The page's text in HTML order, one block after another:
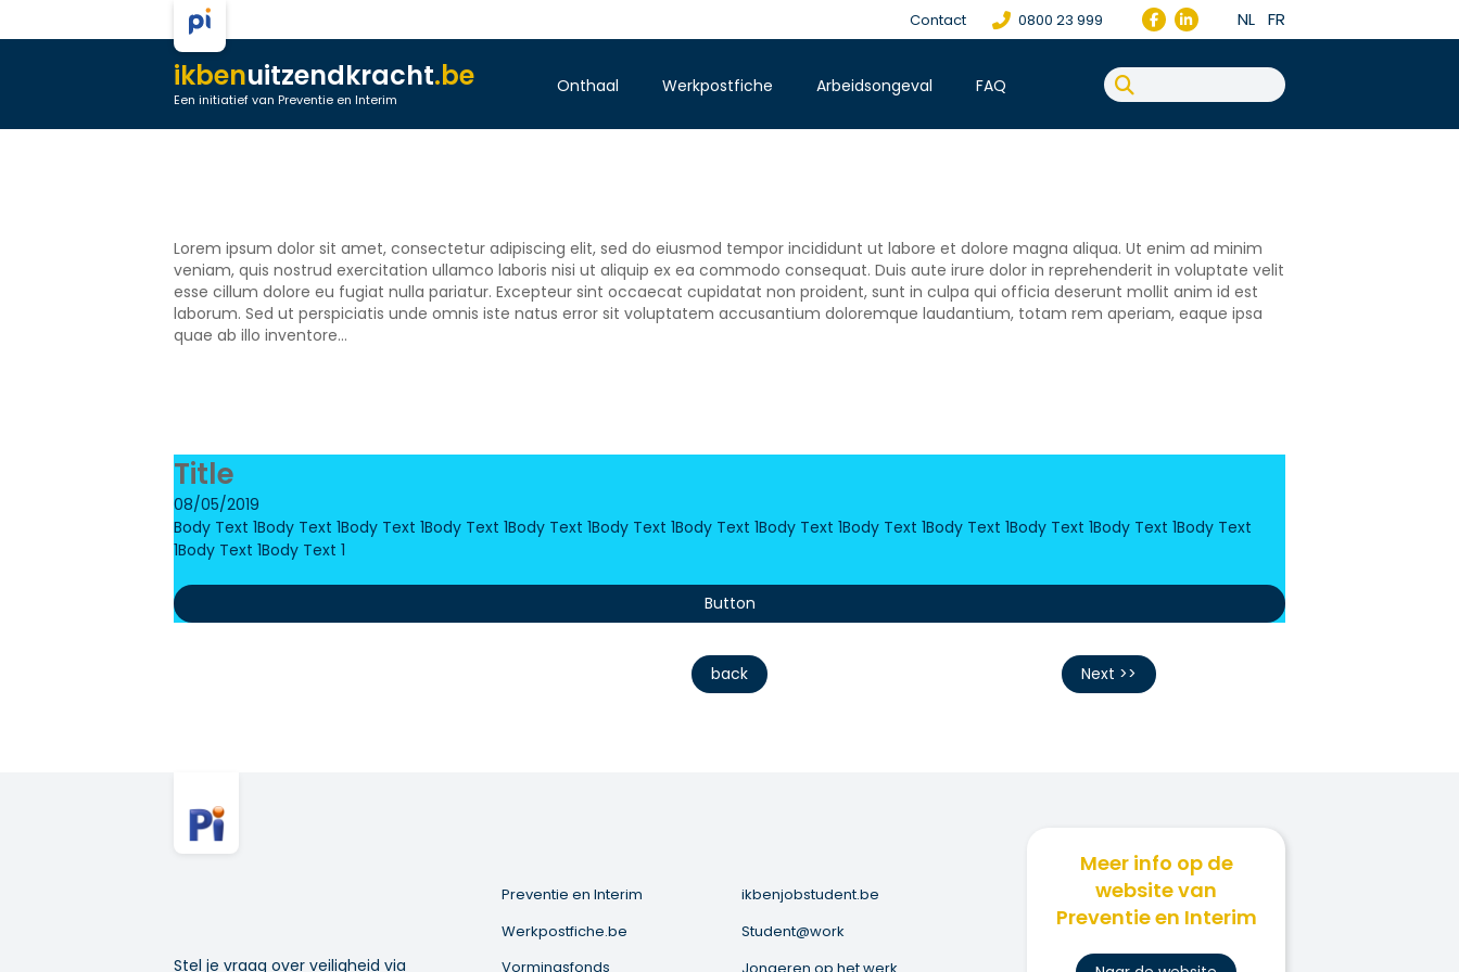
Contact 0800 23 999 NL FR
ikbenuitzendkracht.be
Een initiatief van Preventie en Interim
Onthaal Werkpostfiche Arbeidsongeval FAQ
Lorem ipsum dolor sit amet, consectetur adipiscing elit, sed do eiusmod tempor incididunt ut labore et dolore magna aliqua. Ut enim ad minim
veniam, quis nostrud exercitation ullamco laboris nisi ut aliquip ex ea commodo consequat. Duis aute irure dolor in reprehenderit in voluptate velit
esse cillum dolore eu fugiat nulla pariatur. Excepteur sint occaecat cupidatat non proident, sunt in culpa qui officia deserunt mollit anim id est
laborum. Sed ut perspiciatis unde omnis iste natus error sit voluptatem accusantium doloremque laudantium, totam rem aperiam, eaque ipsa
quae ab illo inventore...
Title
08/05/2019
Body Text 1Body Text 1Body Text 1Body Text 1Body Text 1Body Text 1Body Text 1Body Text 1Body Text 1Body Text 1Body Text 1Body Text 1Body Text
1Body Text 1Body Text 1
Button
back Next >>
Stel je vraag over veiligheid via
Preventie en Interim
Werkpostfiche.be
Vormingsfonds
ikbenjobstudent.be
Student@work
Meer info op de
website van
Preventie en Interim